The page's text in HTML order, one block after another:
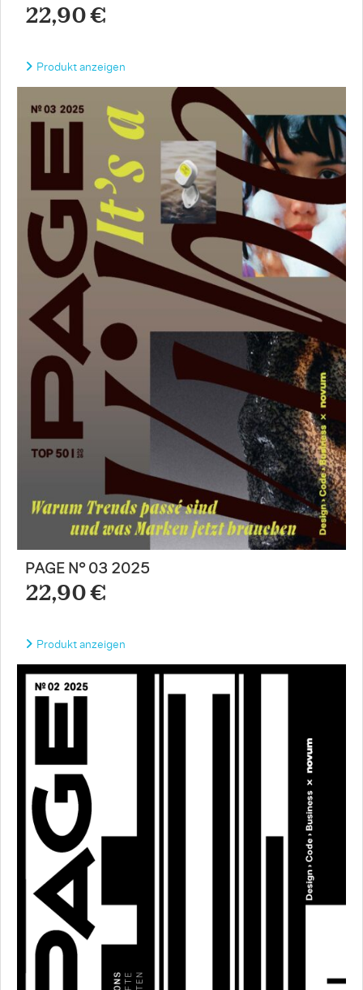
22,90 €
Produkt anzeigen
PAGE N° 03 2025
22,90 €
Produkt anzeigen